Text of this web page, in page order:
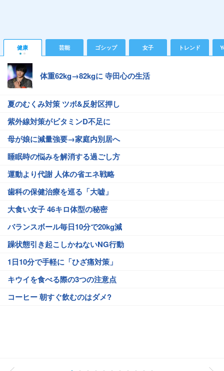
健康 芸能 ゴシップ 女子 トレンド
体重62kg→82kgに 寺田心の生活
夏のむくみ対策 ツボ&反射区押し
紫外線対策がビタミンD不足に
母が娘に減量強要→家庭内別居へ
睡眠時の悩みを解消する過ごし方
運動より代謝 人体の省エネ戦略
歯科の保健治療を巡る「大嘘」
大食い女子 46キロ体型の秘密
バランスボール毎日10分で20kg減
躁状態引き起こしかねないNG行動
1日10分で手軽に「ひざ痛対策」
キウイを食べる際の3つの注意点
コーヒー 朝すぐ飲むのはダメ?